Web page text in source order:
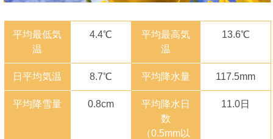
平均最低気
温
4.4℃
平均最高気
温
13.6℃
日平均気温 8.7℃ 平均降水量 117.5mm
平均降雪量 0.8cm
平均降水日
数
（0.5mm以
11.0日